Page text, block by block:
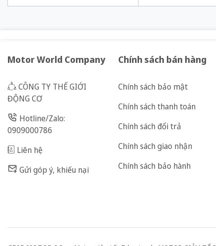
Motor World Company
CÔNG TY THẾ GIỚI
ĐỘNG CƠ
Hotline/Zalo:
0909000786
Liên hệ
Gửi góp ý, khiếu nại
Chính sách bán hàng
Chính sách bảo mật
Chính sách thanh toán
Chính sách đổi trả
Chính sách giao nhận
Chính sách bảo hành